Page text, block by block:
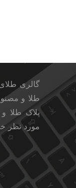
گالری
طلا و
پلاک طلا
مورد نظر